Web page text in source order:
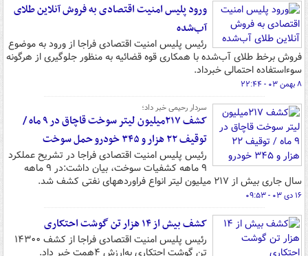
ورود پلیس امنیت اقتصادی به فروش آنلاین طلای
آب‌شده
رئیس پلیس امنیت اقتصادی فراجا از ورود به موضوع
فروش برخط طلای آب‌شده با همکاری قوه قضائیه به منظور جلوگیری از هرگونه
سوءاستفاده احتمالی خبرداد.
۸ بهمن ۰۳ - ۲۲:۴۴
سردار رحیمی خبر داد؛
کشف ۲۱۷میلیون لیتر سوخت قاچاق در ۹ ماه /
توقیف ۲۲ هزار و ۳۴۵ خودرو حمل سوخت
رئیس پلیس امنیت اقتصادی فراجا در تشریح عملکرد
۹ ماهه کشفیات سوخت، بیان داشت:در ۹ ماهه
سال جاری بیش از ۲۱۷ میلیون لیتر انواع فراوردههای نفتی کشف شد.
۱۶ دی ۰۳ - ۰۹:۵۳
کشف بیش از ۱۴ هزار تن گوشت احتکاری
رئیس پلیس امنیت اقتصادی فراجا از کشف ۱۴۳۰۰
تن گوشت احتکاری به‌ارزش ۴همت خبر داد.